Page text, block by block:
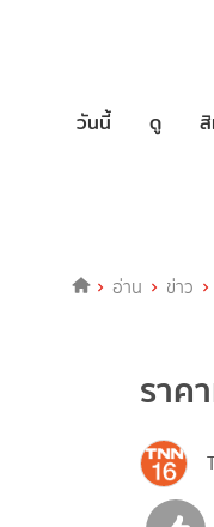
วันนี้ ดู
อ่าน ข่าว
ราค